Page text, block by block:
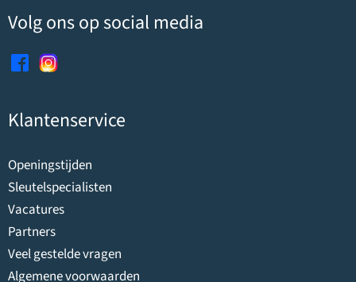
Volg ons op social media
Klantenservice
Openingstijden
Sleutelspecialisten
Vacatures
Partners
Veel gestelde vragen
Algemene voorwaarden